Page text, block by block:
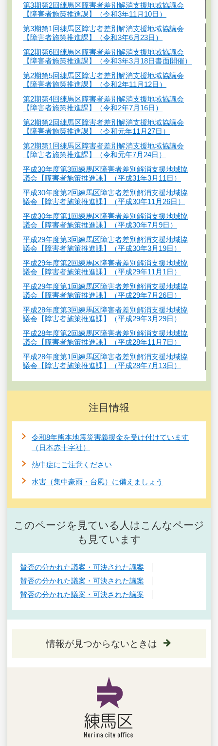
第3期第2回練馬区障害者差別解消支援地域協議会
【障害者施策推進課】（令和3年11月10日）
第3期第1回練馬区障害者差別解消支援地域協議会
【障害者施策推進課】（令和3年6月23日）
第2期第6回練馬区障害者差別解消支援地域協議会
【障害者施策推進課】（令和3年3月18日書面開催）
第2期第5回練馬区障害者差別解消支援地域協議会
【障害者施策推進課】（令和2年11月12日）
第2期第4回練馬区障害者差別解消支援地域協議会
【障害者施策推進課】（令和2年7月16日）
第2期第2回練馬区障害者差別解消支援地域協議会
【障害者施策推進課】（令和元年11月27日）
第2期第1回練馬区障害者差別解消支援地域協議会
【障害者施策推進課】（令和元年7月24日）
平成30年度第3回練馬区障害者差別解消支援地域協
議会【障害者施策推進課】（平成31年3月11日）
平成30年度第2回練馬区障害者差別解消支援地域協
議会【障害者施策推進課】（平成30年11月26日）
平成30年度第1回練馬区障害者差別解消支援地域協
議会【障害者施策推進課】（平成30年7月9日）
平成29年度第3回練馬区障害者差別解消支援地域協
議会【障害者施策推進課】（平成30年3月19日）
平成29年度第2回練馬区障害者差別解消支援地域協
議会【障害者施策推進課】（平成29年11月1日）
平成29年度第1回練馬区障害者差別解消支援地域協
議会【障害者施策推進課】（平成29年7月26日）
平成28年度第3回練馬区障害者差別解消支援地域協
議会【障害者施策推進課】（平成29年3月29日）
平成28年度第2回練馬区障害者差別解消支援地域協
議会【障害者施策推進課】（平成28年11月7日）
平成28年度第1回練馬区障害者差別解消支援地域協
議会【障害者施策推進課】（平成28年7月13日）
注目情報
令和8年熊本地震災害義援金を受け付けています
（日本赤十字社）
熱中症にご注意ください
水害（集中豪雨・台風）に備えましょう
このページを見ている人はこんなページ
も見ています
賛否の分かれた議案・可決された議案
賛否の分かれた議案・可決された議案
賛否の分かれた議案・可決された議案
情報が見つからないときは